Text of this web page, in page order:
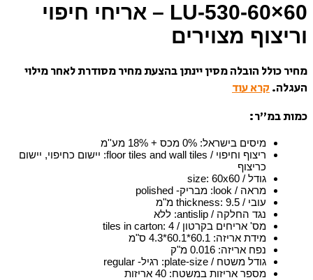
LU-530-60×60 – אריחי חיפוי
וריצוף מצוירים
מחיר כולל הובלה מסין יינתן בהצעת מחיר מסודרת לאחר מילוי
העגלה. קרא עוד
כמות במ”ר:
מיסים בישראל: 0% מכס + 18% מע''מ
ריצוף וחיפוי / floor tiles and wall tiles
: יישום כחיפוי, יישום
כריצוף
גודל / size
:60x60
מראה / look
: מבריק- polished
עובי / thickness
:9.5 מ"מ
נגד החלקה / antislip
: ללא
מס' אריחים בקרטון / tiles in carton
:4
מידת אריזה: 60.1*60.1*4.3 ס"מ
נפח אריזה: 0.016 מ"ק
גודל משטח / plate-size
: רגיל- regular
מספר אריזות במשטח: 40 אריזות